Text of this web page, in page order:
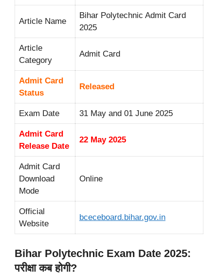
Article Name
Bihar Polytechnic Admit Card
2025
Article
Category
Admit Card
Admit Card
Status
Released
Exam Date 31 May and 01 June 2025
Admit Card
Release Date
22 May 2025
Admit Card
Download
Mode
Online
Official
Website
bceceboard.bihar.gov.in
Bihar Polytechnic Exam Date 2025:
परीक्षा कब होगी?